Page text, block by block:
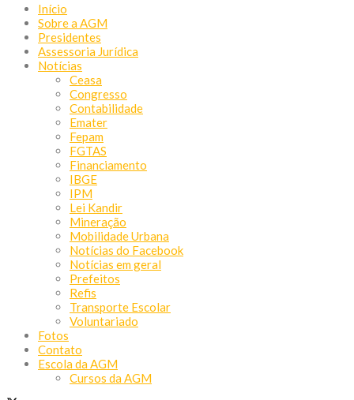
Início
Sobre a AGM
Presidentes
Assessoria Jurídica
Notícias
Ceasa
Congresso
Contabilidade
Emater
Fepam
FGTAS
Financiamento
IBGE
IPM
Lei Kandir
Mineração
Mobilidade Urbana
Notícias do Facebook
Notícias em geral
Prefeitos
Refis
Transporte Escolar
Voluntariado
Fotos
Contato
Escola da AGM
Cursos da AGM